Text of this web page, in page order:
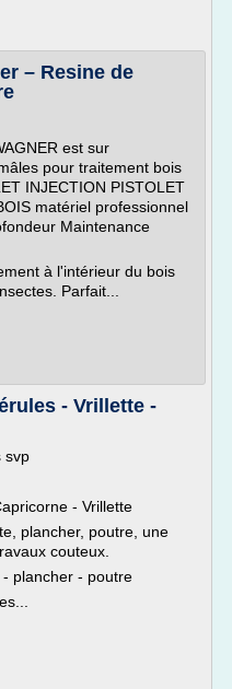
– Resine de
est sur
pour traitement bois
INJECTION PISTOLET
matériel professionnel
Maintenance
à l'intérieur du bois
Parfait...
- Vrillette -
svp
- Vrillette
plancher, poutre, une
couteux.
plancher - poutre